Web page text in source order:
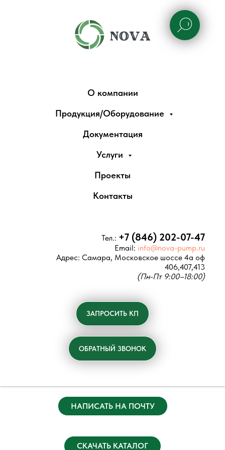
О компании
Продукция/Оборудование
Документация
Услуги
Проекты
Контакты
Тел.: +7 (846) 202-07-47
Email: info@nova-pump.ru
Адрес: Самара, Московское шоссе 4а оф
406,407,413
(Пн-Пт 9:00–18:00)
ЗАПРОСИТЬ КП
ОБРАТНЫЙ ЗВОНОК
НАПИСАТЬ НА ПОЧТУ
СКАЧАТЬ КАТАЛОГ